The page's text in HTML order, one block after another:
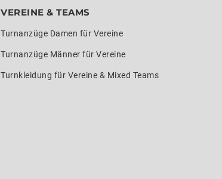
VEREINE & TEAMS
Turnanzüge Damen für Vereine
Turnanzüge Männer für Vereine
Turnkleidung für Vereine & Mixed Teams